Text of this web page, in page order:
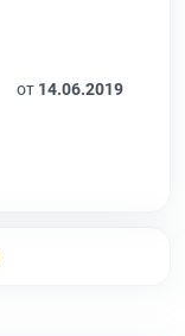
от 14.06.2019